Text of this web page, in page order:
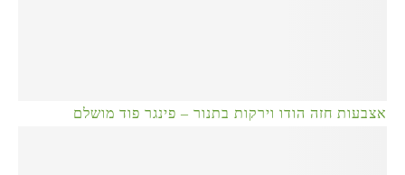
אצבעות חזה הודו וירקות בתנור – פינגר פוד מושלם